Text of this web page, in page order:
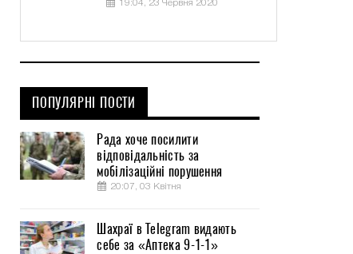
19:04, 23 Червня 2020
ПОПУЛЯРНІ ПОСТИ
Рада хоче посилити
відповідальність за
мобілізаційні порушення
20:07, 03 Квітня
Шахраї в Telegram видають
себе за «Аптека 9-1-1»